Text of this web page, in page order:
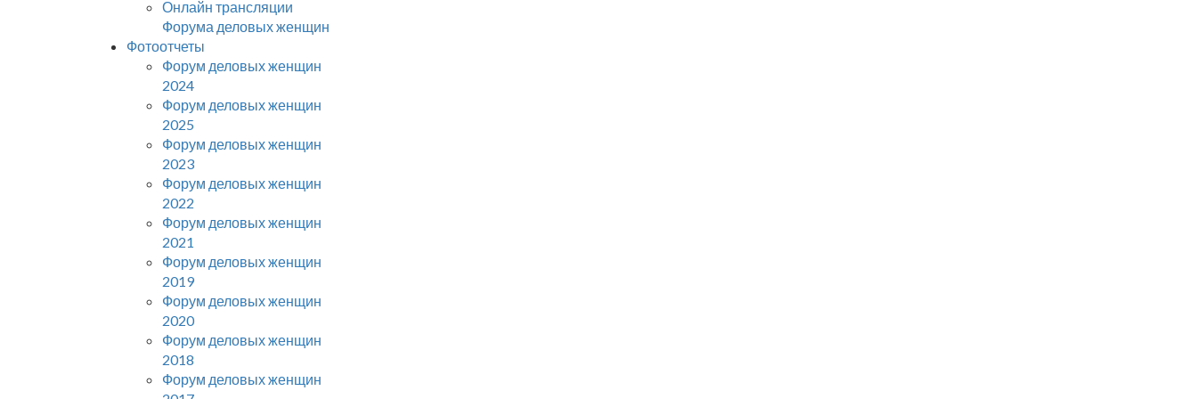
Онлайн трансляции
Форума деловых женщин
Фотоотчеты
Форум деловых женщин
2024
Форум деловых женщин
2025
Форум деловых женщин
2023
Форум деловых женщин
2022
Форум деловых женщин
2021
Форум деловых женщин
2019
Форум деловых женщин
2020
Форум деловых женщин
2018
Форум деловых женщин